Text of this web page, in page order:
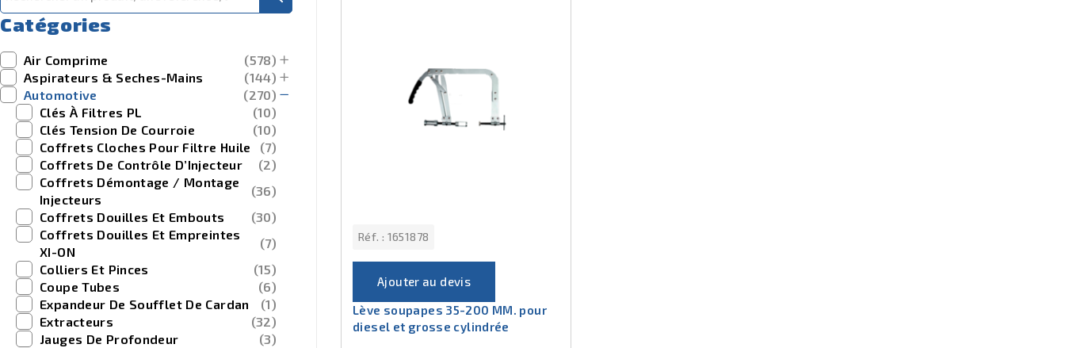
Catégories
Air Comprime
(578)
Aspirateurs & Seches-Mains
(144)
Automotive
(270)
Clés À Filtres PL
(10)
Clés Tension De Courroie
(10)
Coffrets Cloches Pour Filtre Huile
(7)
Coffrets De Contrôle D’Injecteur
(2)
Coffrets Démontage / Montage
Injecteurs
(36)
Coffrets Douilles Et Embouts
(30)
Coffrets Douilles Et Empreintes
XI-ON
(7)
Colliers Et Pinces
(15)
Coupe Tubes
(6)
Expandeur De Soufflet De Cardan
(1)
Extracteurs
(32)
Jauges De Profondeur
(3)
Réf. : 1651878
Ajouter au devis
Lève soupapes 35-200 MM. pour
diesel et grosse cylindrée